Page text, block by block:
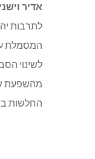
אדיר
לתרבות
המסמלת
לשינוי
מהשפעת
החלשות